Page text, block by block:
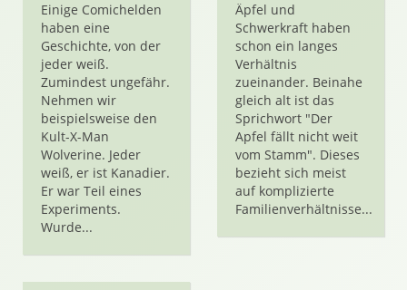
Einige Comichelden
haben eine
Geschichte, von der
jeder weiß.
Zumindest ungefähr.
Nehmen wir
beispielsweise den
Kult-X-Man
Wolverine. Jeder
weiß, er ist Kanadier.
Er war Teil eines
Experiments.
Wurde...
Äpfel und
Schwerkraft haben
schon ein langes
Verhältnis
zueinander. Beinahe
gleich alt ist das
Sprichwort "Der
Apfel fällt nicht weit
vom Stamm". Dieses
bezieht sich meist
auf komplizierte
Familienverhältnisse...